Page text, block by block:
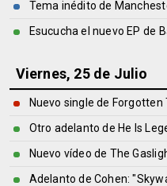
Tema inédito de
Esucucha el nuevo EP de
Viernes, 25 de Julio
Nuevo single de Forgotten
Otro adelanto de He Is
Nuevo vídeo de The
Adelanto de Cohen: